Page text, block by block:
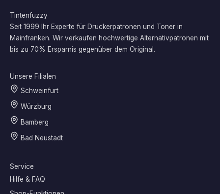
Tintenfuzzy
Seit 1999 Ihr Experte für Druckerpatronen und Toner in
Mainfranken. Wir verkaufen hochwertige Alternativpatronen mit
bis zu 70% Ersparnis gegenüber dem Original.
Unsere Filialen
Schweinfurt
Würzburg
Bamberg
Bad Neustadt
Service
Hilfe & FAQ